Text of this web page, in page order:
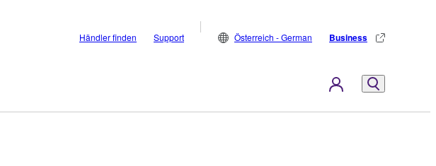
Händler finden Support Österreich - German Business